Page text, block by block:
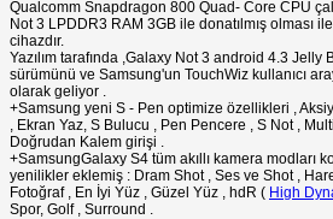
Qualcomm Snapdragon 800 Quad- Core CPU
Not 3 LPDDR3 RAM 3GB ile donatılmış olması
cihazdır.
Yazılım tarafında ,Galaxy Not 3 android 4.3 Jelly
sürümünü ve Samsung'un TouchWiz kullanıcı
olarak geliyor .
+Samsung yeni S - Pen optimize özellikleri ,
, Ekran Yaz, S Bulucu , Pen Pencere , S Not ,
Doğrudan Kalem girişi .
+SamsungGalaxy S4 tüm akıllı kamera modları
yenilikler eklemiş : Dram Shot , Ses ve Shot ,
Fotoğraf , En İyi Yüz , Güzel Yüz , hdR ( High
Spor, Golf , Surround .